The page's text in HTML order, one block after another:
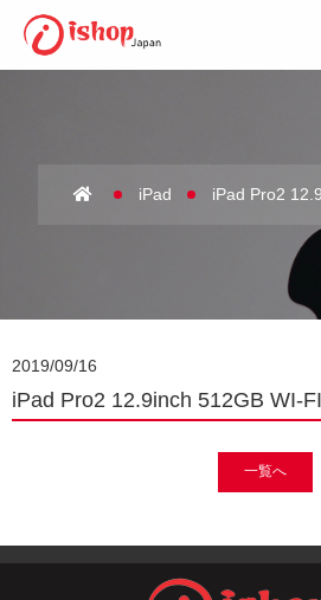
iPad iPad Pro2
2019/09/16
iPad Pro2 12.9inch 512GB WI-FI
一覧へ